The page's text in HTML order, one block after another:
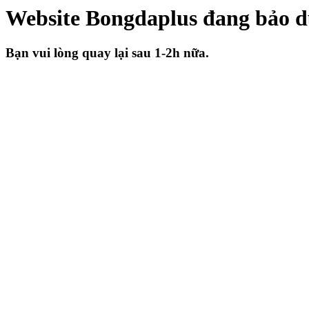
Website Bongdaplus đang bảo
Bạn vui lòng quay lại sau 1-2h nữa.